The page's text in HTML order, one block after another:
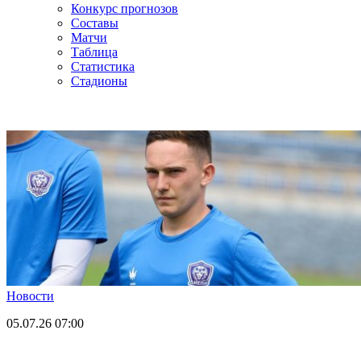
Конкурс прогнозов
Составы
Матчи
Таблица
Статистика
Стадионы
Новости
05.07.26 07:00